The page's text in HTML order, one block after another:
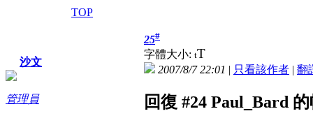
TOP
沙文
管理員
25#
字體大小: tT
2007/8/7 22:01 | 只看該作者 | 翻
回復 #24 Paul_Bard